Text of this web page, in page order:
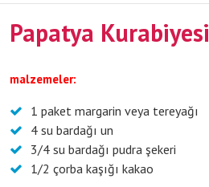
Papatya Kurabiyesi
malzemeler:
1 paket margarin veya tereyağı
4 su bardağı un
3/4 su bardağı pudra şekeri
1/2 çorba kaşığı kakao